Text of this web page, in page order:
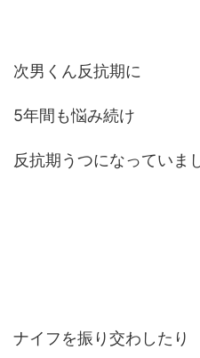
次男くん反抗期に
5年間も悩み続け
反抗期うつになっていま
ナイフを振り交わしたり